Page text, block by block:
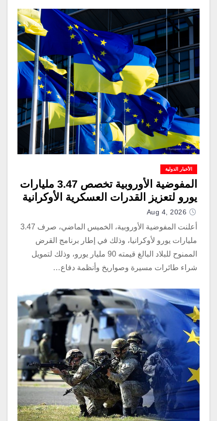
الأخبار الدولية
المفوضية الأوروبية تخصص 3.47 مليارات
يورو لتعزيز القدرات العسكرية الأوكرانية
Aug 4, 2026
أعلنت المفوضية الأوروبية، الخميس الماضي، صرف 3.47
مليارات يورو لأوكرانيا، وذلك في إطار برنامج القرض
الممنوح للبلاد البالغ قيمته 90 مليار يورو، وذلك لتمويل
شراء طائرات مسيرة وصواريخ وأنظمة دفاع…